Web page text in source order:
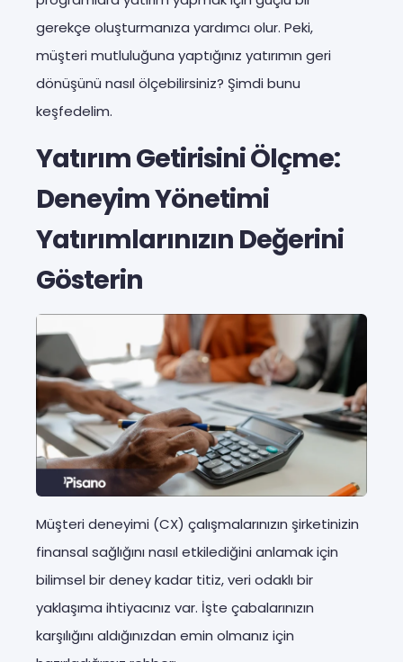
gerekçe oluşturmanıza yardımcı olur. Peki,
müşteri mutluluğuna yaptığınız yatırımın geri
dönüşünü nasıl ölçebilirsiniz? Şimdi bunu
keşfedelim.
Yatırım Getirisini Ölçme:
Deneyim Yönetimi
Yatırımlarınızın Değerini
Gösterin
Müşteri deneyimi (CX) çalışmalarınızın şirketinizin
finansal sağlığını nasıl etkilediğini anlamak için
bilimsel bir deney kadar titiz, veri odaklı bir
yaklaşıma ihtiyacınız var. İşte çabalarınızın
karşılığını aldığınızdan emin olmanız için